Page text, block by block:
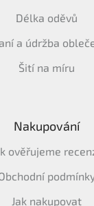
Délka oděvů
a údržba
Šití na míru
Nakupování
ověřujeme
Jak nakupovat